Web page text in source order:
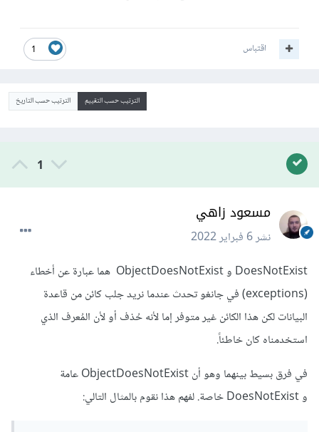
1 اقتباس
الترتيب حسب التقييم الترتيب حسب التاريخ
1
مسعود زاهي
نشر6 فبراير 2022
DoesNotExist و ObjectDoesNotExist هما عبارة عن أخطاء
(exceptions) في جانغو تحدث عندما نريد جلب كائن من قاعدة
البيانات لكن هذا الكائن غير متوفر إما لأنه حُذف أو لأن المُعرف الذي
استخدمناه كان خاطئاً.
في فرق بسيط بينهما وهو أن ObjectDoesNotExist عامة
و DoesNotExist خاصة. لفهم هذا نقوم بالمثال التالي: